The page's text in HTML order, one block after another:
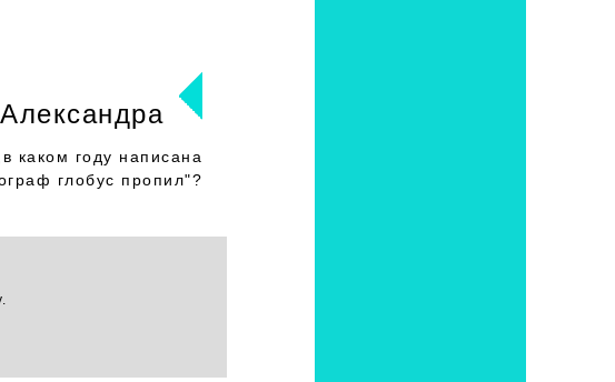
Александра
каком году написана
глобус пропил"?